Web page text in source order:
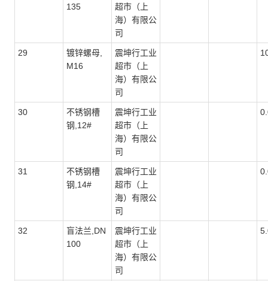
135
超市（上
海）有限公
司
29
镀锌螺母,
M16
震坤行工业
超市（上
海）有限公
司
30
不锈钢槽
钢,12#
震坤行工业
超市（上
海）有限公
司
31
不锈钢槽
钢,14#
震坤行工业
超市（上
海）有限公
司
32
盲法兰,DN
100
震坤行工业
超市（上
海）有限公
司